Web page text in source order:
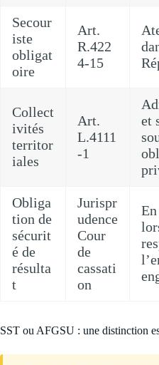
Secour
iste
obligat
oire
Art.
R.422
4-15
Collect
ivités
territor
iales
Art.
L.4111
-1
et
Obliga
tion de
sécurit
é de
résulta
t
Jurispr
udence
Cour
de
cassati
on
SST ou AFGSU : une distinction